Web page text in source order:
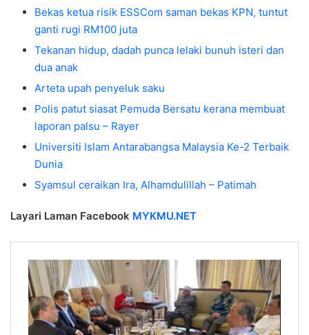
Bekas ketua risik ESSCom saman bekas KPN, tuntut
ganti rugi RM100 juta
Tekanan hidup, dadah punca lelaki bunuh isteri dan
dua anak
Arteta upah penyeluk saku
Polis patut siasat Pemuda Bersatu kerana membuat
laporan palsu – Rayer
Universiti Islam Antarabangsa Malaysia Ke-2 Terbaik
Dunia
Syamsul ceraikan Ira, Alhamdulillah – Patimah
Layari Laman Facebook MYKMU.NET